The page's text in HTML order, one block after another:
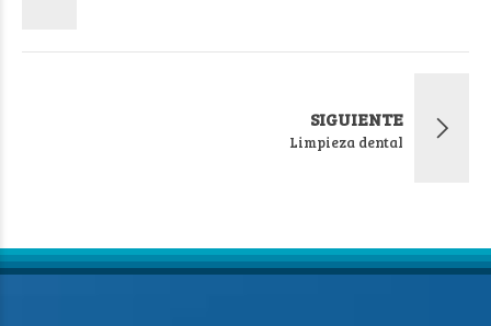
SIGUIENTE
Limpieza dental